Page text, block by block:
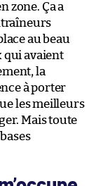
zone. Ça a
au beau
qui avaient
la
à porter
les meilleurs
Mais toute